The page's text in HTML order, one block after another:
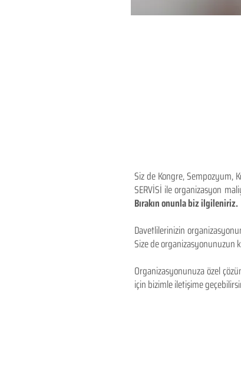
Siz de Kongre, Sempozyum,
SERVİSİ ile organizasyon
Bırakın onunla biz ilgileniriz.
Davetlilerinizin
Size de organizasyonunuzun
Organizasyonunuza özel
için bizimle iletişime